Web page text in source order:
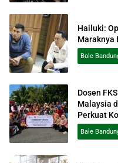
Hailuki:
Maraknya
Bale
Dosen
Malaysia
Perkuat
Bale